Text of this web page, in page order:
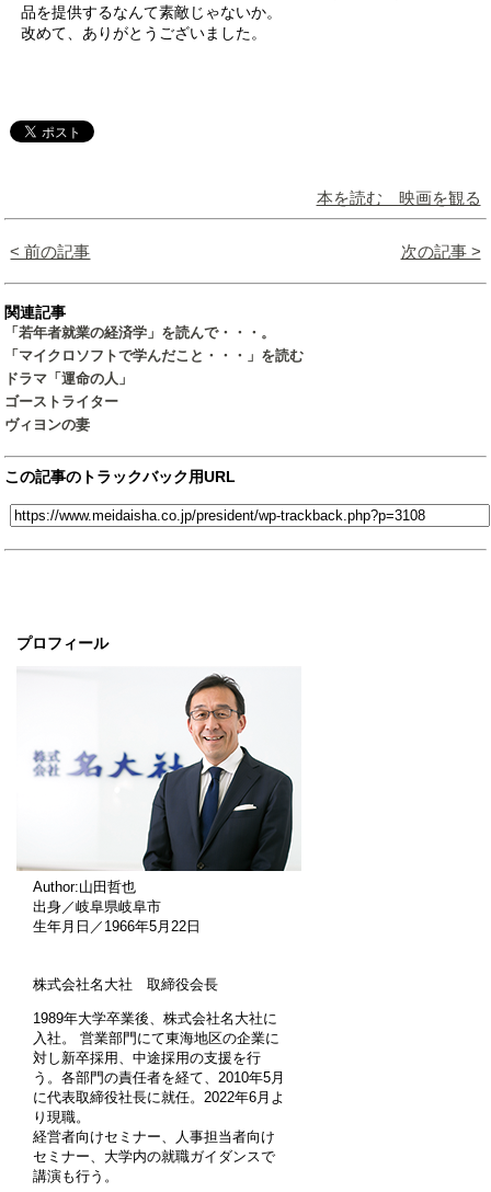
プロフィール
Author:山田哲也
出身／岐阜県岐阜市
生年月日／1966年5月22日
株式会社名大社 取締役会長
1989年大学卒業後、株式会社名大社に
入社。 営業部門にて東海地区の企業に
対し新卒採用、中途採用の支援を行
う。各部門の責任者を経て、2010年5月
に代表取締役社長に就任。2022年6月よ
り現職。
経営者向けセミナー、人事担当者向け
セミナー、大学内の就職ガイダンスで
講演も行う。
品を提供するなんて素敵じゃないか。
改めて、ありがとうございました。
本を読む 映画を観る
< 前の記事 次の記事 >
関連記事
「若年者就業の経済学」を読んで・・・。
「マイクロソフトで学んだこと・・・」を読む
ドラマ「運命の人」
ゴーストライター
ヴィヨンの妻
この記事のトラックバック用URL